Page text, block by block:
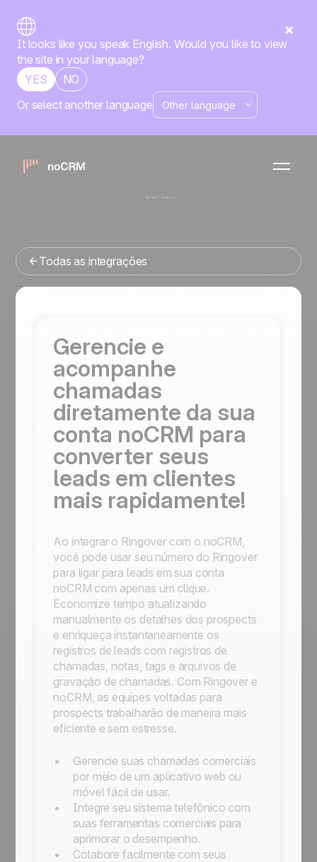
It looks like you speak English. Would you like to view
the site in your language?
YES
NO
Or select another language
Nativa
RingoverxnoCRM
Está procurando uma ferramenta de gestao de vendas
certo.
Todas as integrações
Gerencie e
acompanhe
chamadas
diretamente da sua
conta noCRM para
converter seus
leads em clientes
mais rapidamente!
Ao integrar o Ringover com o noCRM,
você pode usar seu número do Ringover
para ligar para leads em sua conta
noCRM com apenas um clique.
Economize tempo atualizando
manualmente os detalhes dos prospects
e enriqueça instantaneamente os
registros de leads com registros de
chamadas, notas, tags e arquivos de
gravação de chamadas. Com Ringover e
noCRM, as equipes voltadas para
prospects trabalharão de maneira mais
eficiente e sem estresse.
Gerencie suas chamadas comerciais
por meio de um aplicativo web ou
móvel fácil de usar.
Integre seu sistema telefônico com
suas ferramentas comerciais para
aprimorar o desempenho.
Colabore facilmente com seus